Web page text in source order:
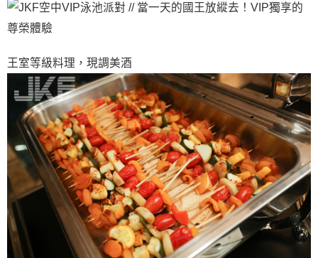
王室等級料理，現調美酒